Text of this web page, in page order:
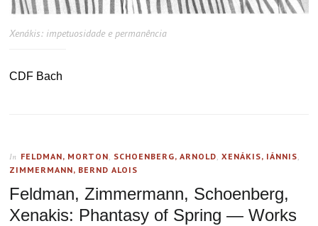
Xenákis: impetuosidade e permanência
CDF Bach
In FELDMAN, MORTON, SCHOENBERG, ARNOLD,XENÁKIS, IÁNNIS,
ZIMMERMANN, BERND ALOIS
Feldman, Zimmermann, Schoenberg,
Xenakis: Phantasy of Spring — Works